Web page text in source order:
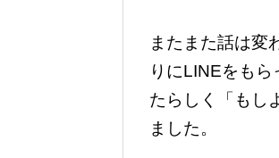
またまた話は変
りにLINEをも
たらしく「もし
ました。